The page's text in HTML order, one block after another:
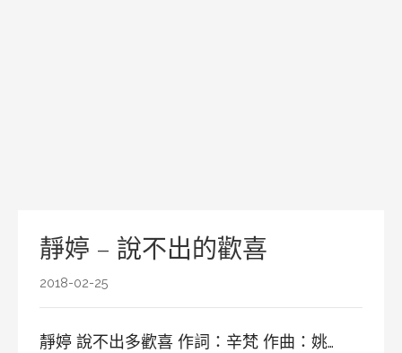
靜婷 – 說不出的歡喜
2018-02-25
靜婷 說不出多歡喜 作詞：辛梵 作曲：姚…